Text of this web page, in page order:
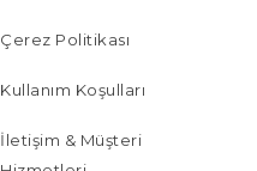
Çerez Politikası
Kullanım Koşulları
İletişim & Müşteri